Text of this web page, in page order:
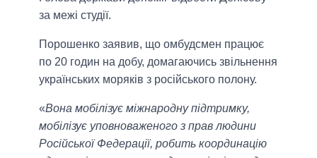
за межі студії.
Порошенко заявив, що омбудсмен працює
по 20 годин на добу, домагаючись звільнення
українських моряків з російського полону.
«Вона мобілізує міжнародну підтримку,
мобілізує уповноваженого з прав людини
Російської Федерації, робить координацію